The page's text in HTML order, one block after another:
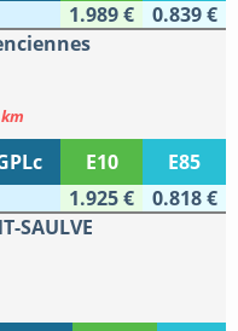
1.989 €
0.839 €
E10
E85
1.925 €
0.818 €
SAULVE